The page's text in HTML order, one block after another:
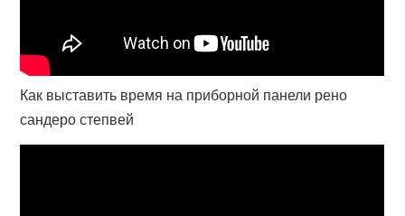
Как выставить время на приборной панели рено
сандеро степвей